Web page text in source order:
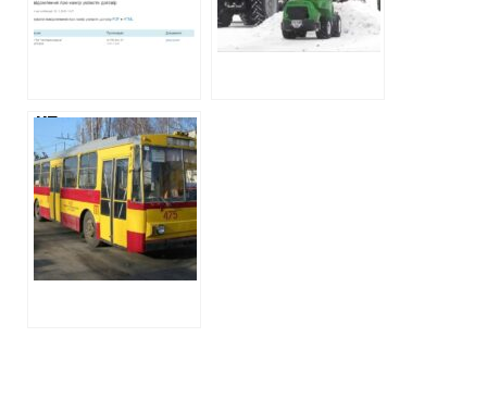
МІЛЬЙОНИ НА
КАПРЕМОНТ
ПРИБИРАННЯ
ПАРКУ ГОРЬКОГО
КП
«ТРОЛЕЙБУСНЕ
ДЕПО № 2» КУПУЄ
ЗАПЧАСТИНИ У
БІЗНЕС-ПАРТНЕРА
ДРУЖИНИ
ДИРЕКТОРА КП